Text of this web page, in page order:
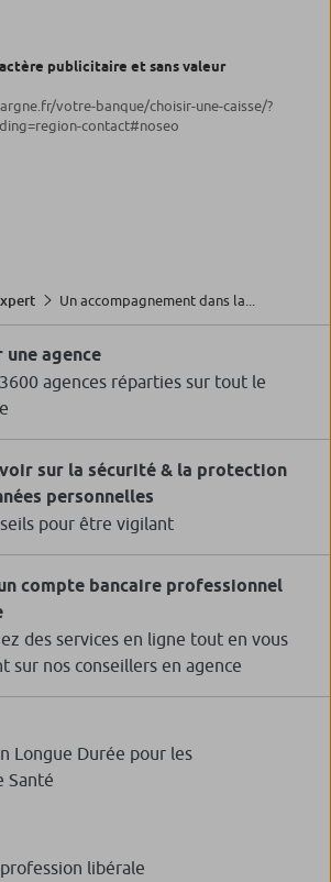
publicitaire et sans valeur
votre-banque/choisir-une-caisse/?
contact#noseo
Un accompagnement dans la...
une agence
agences réparties sur tout le
sur la sécurité & la protection
personnelles
pour être vigilant
compte bancaire professionnel
des services en ligne tout en vous
sur nos conseillers en agence
Longue Durée pour les
Santé
libérale